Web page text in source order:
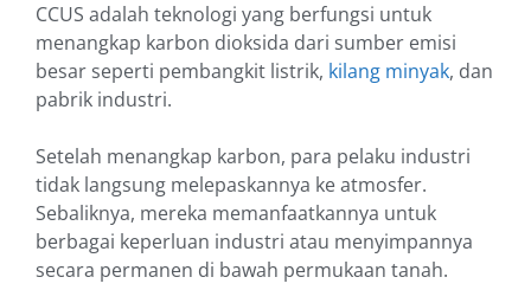
CCUS adalah teknologi yang berfungsi untuk
menangkap karbon dioksida dari sumber emisi
besar seperti pembangkit listrik, kilang minyak, dan
pabrik industri.
Setelah menangkap karbon, para pelaku industri
tidak langsung melepaskannya ke atmosfer.
Sebaliknya, mereka memanfaatkannya untuk
berbagai keperluan industri atau menyimpannya
secara permanen di bawah permukaan tanah.